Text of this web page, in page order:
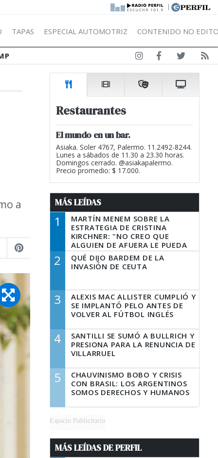
|
TAPAS ESPECIAL AUTOMOTRIZ CONTENIDO NO
a
Restaurantes
El mundo en un bar.
Asiaka. Soler 4767, Palermo. 11.2492-8244.
Lunes a sábados de 11.30 a 23.30 horas.
Domingos cerrado. @asiakapalermo.
Precio promedio: $ 17.000.
MÁS LEÍDAS
1
MARTÍN MENEM SOBRE LA
ESTRATEGIA DE CRISTINA
KIRCHNER: "NO CREO QUE
ALGUIEN DE AFUERA LE PUEDA
DECIR A LA JUSTICIA LO QUE
TIENE QUE HACER"
2
QUÉ DIJO BARDEM DE LA
INVASIÓN DE CEUTA
3
ALEXIS MAC ALLISTER CUMPLIÓ Y
SE IMPLANTÓ PELO ANTES DE
VOLVER AL FÚTBOL INGLÉS
4
SANTILLI SE SUMÓ A BULLRICH Y
PRESIONA PARA LA RENUNCIA DE
VILLARRUEL
5
CHAUVINISMO BOBO Y CRISIS
CON BRASIL: LOS ARGENTINOS
SOMOS DERECHOS Y HUMANOS
Espacio Publicitario
MÁS LEÍDAS DE PERFIL